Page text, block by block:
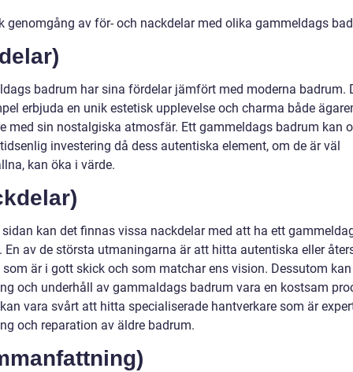
genomgång av för- och nackdelar med olika gammeldags
badrum har sina fördelar jämfört med moderna badrum.
erbjuda en unik estetisk upplevelse och charma både
med sin nostalgiska atmosfär. Ett gammeldags badrum kan
investering då dess autentiska element, om de är väl
kan öka i värde.
sidan kan det finnas vissa nackdelar med att ha ett
En av de största utmaningarna är att hitta autentiska eller
som är i gott skick och som matchar ens vision. Dessutom kan
och underhåll av gammaldags badrum vara en kostsam
vara svårt att hitta specialiserade hantverkare som är
och reparation av äldre badrum.